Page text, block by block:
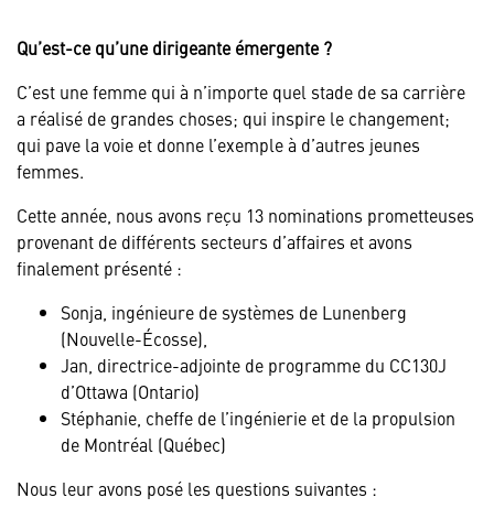
Qu’est-ce qu’une dirigeante émergente ?
C’est une femme qui à n’importe quel stade de sa carrière
a réalisé de grandes choses; qui inspire le changement;
qui pave la voie et donne l’exemple à d’autres jeunes
femmes.
Cette année, nous avons reçu 13 nominations prometteuses
provenant de différents secteurs d’affaires et avons
finalement présenté :
Sonja, ingénieure de systèmes de Lunenberg
(Nouvelle-Écosse),
Jan, directrice-adjointe de programme du CC130J
d’Ottawa (Ontario)
Stéphanie, cheffe de l’ingénierie et de la propulsion
de Montréal (Québec)
Nous leur avons posé les questions suivantes :